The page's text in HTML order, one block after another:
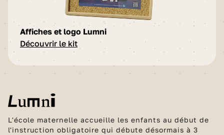
Affiches et logo Lumni
Découvrir le kit
L'école maternelle accueille les enfants au début de
l'instruction obligatoire qui débute désormais à 3